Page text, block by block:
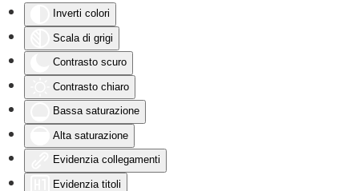
Inverti colori
Scala di grigi
Contrasto scuro
Contrasto chiaro
Bassa saturazione
Alta saturazione
Evidenzia collegamenti
Evidenzia titoli